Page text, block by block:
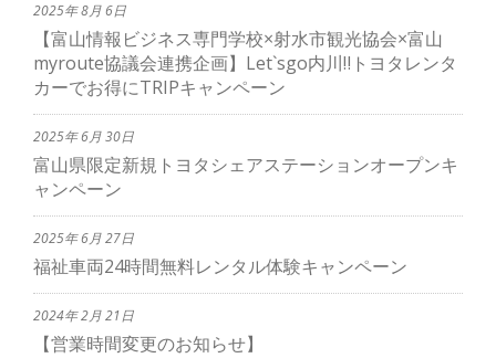
2025年 8月 6日
【富山情報ビジネス専門学校×射水市観光協会×富山
myroute協議会連携企画】Let`sgo内川‼トヨタレンタ
カーでお得にTRIPキャンペーン
2025年 6月 30日
富山県限定新規トヨタシェアステーションオープンキ
ャンペーン
2025年 6月 27日
福祉車両24時間無料レンタル体験キャンペーン
2024年 2月 21日
【営業時間変更のお知らせ】